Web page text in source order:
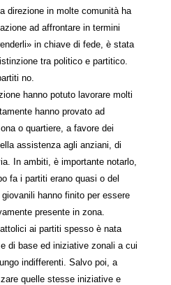
direzione in molte comunità ha
ad affrontare in termini
in chiave di fede, è stata
tra politico e partitico.
no.
hanno potuto lavorare molti
hanno provato ad
o quartiere, a favore dei
assistenza agli anziani, di
In ambiti, è importante notarlo,
fa i partiti erano quasi o del
hanno finito per essere
presente in zona.
ai partiti spesso è nata
di base ed iniziative zonali a cui
indifferenti. Salvo poi, a
quelle stesse iniziative e